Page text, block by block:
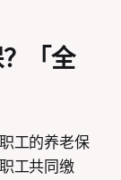
「全
工的养老保
工共同缴